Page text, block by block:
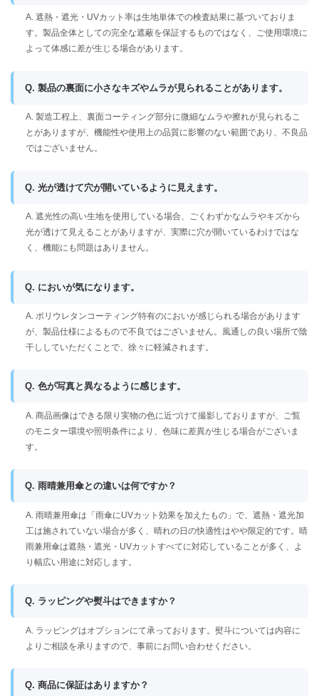
A. 遮熱・遮光・UVカット率は生地単体での検査結果に基づいておりま
す。製品全体としての完全な遮蔽を保証するものではなく、ご使用環境に
よって体感に差が生じる場合があります。
Q. 製品の裏面に小さなキズやムラが見られることがあります。
A. 製造工程上、裏面コーティング部分に微細なムラや擦れが見られるこ
とがありますが、機能性や使用上の品質に影響のない範囲であり、不良品
ではございません。
Q. 光が透けて穴が開いているように見えます。
A. 遮光性の高い生地を使用している場合、ごくわずかなムラやキズから
光が透けて見えることがありますが、実際に穴が開いているわけではな
く、機能にも問題はありません。
Q. においが気になります。
A. ポリウレタンコーティング特有のにおいが感じられる場合があります
が、製品仕様によるもので不良ではございません。風通しの良い場所で陰
干ししていただくことで、徐々に軽減されます。
Q. 色が写真と異なるように感じます。
A. 商品画像はできる限り実物の色に近づけて撮影しておりますが、ご覧
のモニター環境や照明条件により、色味に差異が生じる場合がございま
す。
Q. 雨晴兼用傘との違いは何ですか？
A. 雨晴兼用傘は「雨傘にUVカット効果を加えたもの」で、遮熱・遮光加
工は施されていない場合が多く、晴れの日の快適性はやや限定的です。晴
雨兼用傘は遮熱・遮光・UVカットすべてに対応していることが多く、よ
り幅広い用途に対応します。
Q. ラッピングや熨斗はできますか？
A. ラッピングはオプションにて承っております。熨斗については内容に
よりご相談を承りますので、事前にお問い合わせください。
Q. 商品に保証はありますか？